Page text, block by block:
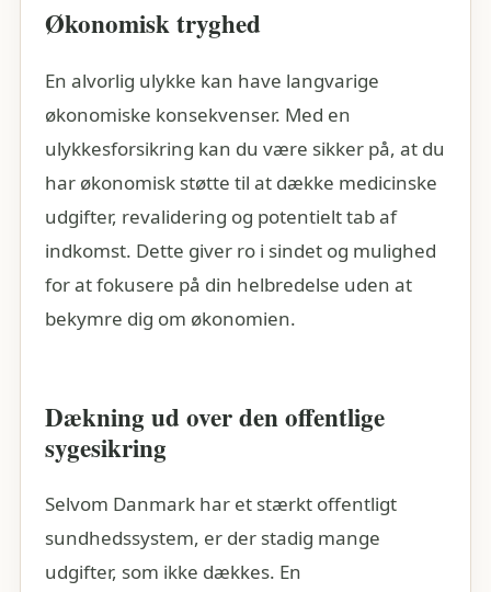
Økonomisk tryghed
En alvorlig ulykke kan have langvarige
økonomiske konsekvenser. Med en
ulykkesforsikring kan du være sikker på, at du
har økonomisk støtte til at dække medicinske
udgifter, revalidering og potentielt tab af
indkomst. Dette giver ro i sindet og mulighed
for at fokusere på din helbredelse uden at
bekymre dig om økonomien.
Dækning ud over den offentlige
sygesikring
Selvom Danmark har et stærkt offentligt
sundhedssystem, er der stadig mange
udgifter, som ikke dækkes. En